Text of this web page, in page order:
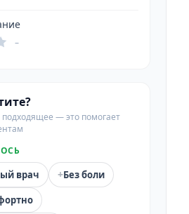
–
подходящее — это помогает
врач +Без боли